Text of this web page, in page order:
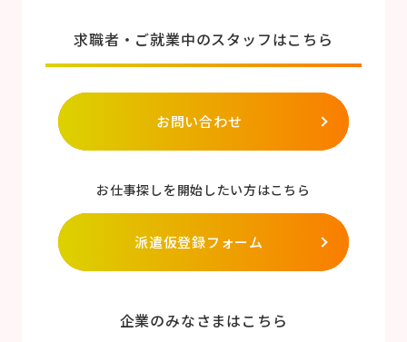
求職者・ご就業中のスタッフはこちら
お問い合わせ
お仕事探しを開始したい方はこちら
派遣仮登録フォーム
企業のみなさまはこちら